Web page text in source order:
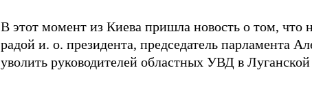
В этот момент из Киева пришла новость о том, что
радой и. о. президента, председатель парламента
уволить руководителей областных УВД в